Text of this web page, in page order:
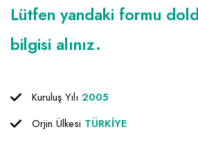
Isıtma - Soğutma ve
Lojistik - Kargo ve Kurye
Matbaa - Fotoğraf
Mobilya Dekorasyon
Lütfen yandaki formu
bilgisi alınız.
Kuruluş Yılı 2005
Orjin Ülkesi TÜRKİYE